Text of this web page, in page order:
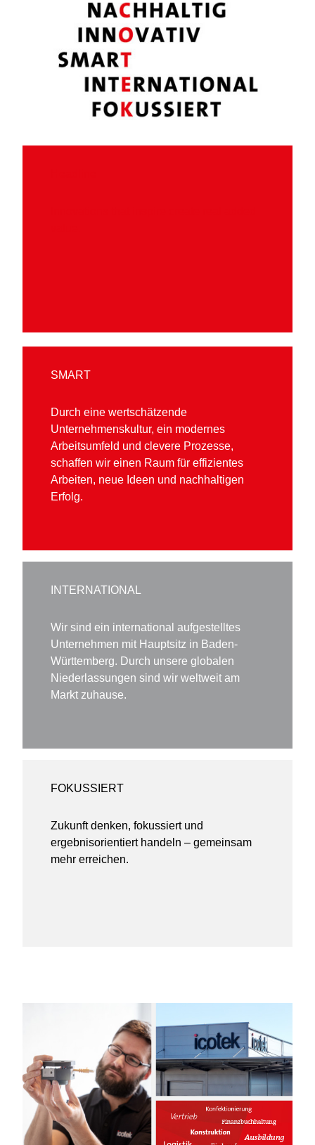
SMART
Durch eine wertschätzende
Unternehmenskultur, ein modernes
Arbeitsumfeld und clevere Prozesse,
schaffen wir einen Raum für effizientes
Arbeiten, neue Ideen und nachhaltigen
Erfolg.
INTERNATIONAL
Wir sind ein international aufgestelltes
Unternehmen mit Hauptsitz in Baden-
Württemberg. Durch unsere globalen
Niederlassungen sind wir weltweit am
Markt zuhause.
FOKUSSIERT
Zukunft denken, fokussiert und
ergebnisorientiert handeln – gemeinsam
mehr erreichen.